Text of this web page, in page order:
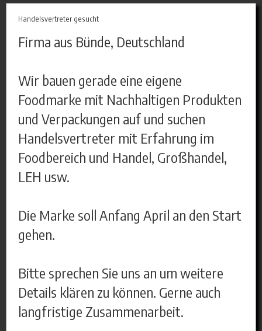
Handelsvertreter gesucht
Firma aus Bünde, Deutschland
Wir bauen gerade eine eigene
Foodmarke mit Nachhaltigen Produkten
und Verpackungen auf und suchen
Handelsvertreter mit Erfahrung im
Foodbereich und Handel, Großhandel,
LEH usw.
Die Marke soll Anfang April an den Start
gehen.
Bitte sprechen Sie uns an um weitere
Details klären zu können. Gerne auch
langfristige Zusammenarbeit.